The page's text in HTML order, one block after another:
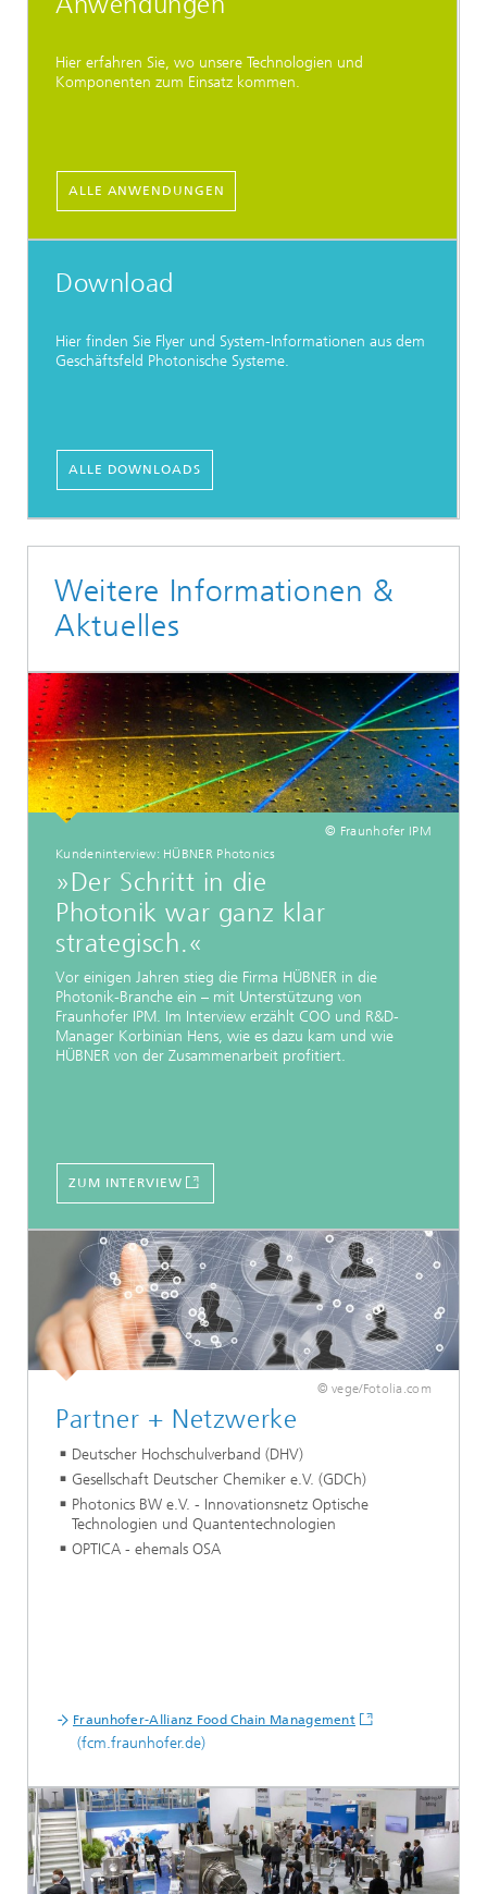
Hier erfahren Sie, wo unsere Technologien und
Komponenten zum Einsatz kommen.
ALLE ANWENDUNGEN
Download
Hier finden Sie Flyer und System-Informationen aus dem
Geschäftsfeld Photonische Systeme.
ALLE DOWNLOADS
Weitere Informationen &
Aktuelles
© Fraunhofer IPM
Kundeninterview: HÜBNER Photonics
»Der Schritt in die
Photonik war ganz klar
strategisch.«
Vor einigen Jahren stieg die Firma HÜBNER in die
Photonik-Branche ein – mit Unterstützung von
Fraunhofer IPM. Im Interview erzählt COO und R&D-
Manager Korbinian Hens, wie es dazu kam und wie
HÜBNER von der Zusammenarbeit profitiert.
ZUM INTERVIEW
© vege/Fotolia.com
Partner + Netzwerke
Deutscher Hochschulverband (DHV)
Gesellschaft Deutscher Chemiker e.V. (GDCh)
Photonics BW e.V. - Innovationsnetz Optische
Technologien und Quantentechnologien
OPTICA - ehemals OSA
Fraunhofer-Allianz Food Chain Management
(fcm.fraunhofer.de)